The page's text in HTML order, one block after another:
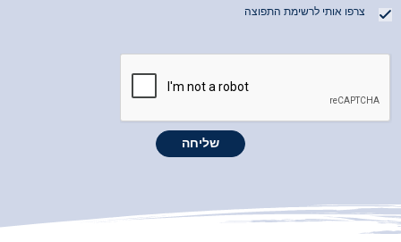
צרפו אותי לרשימת התפוצה